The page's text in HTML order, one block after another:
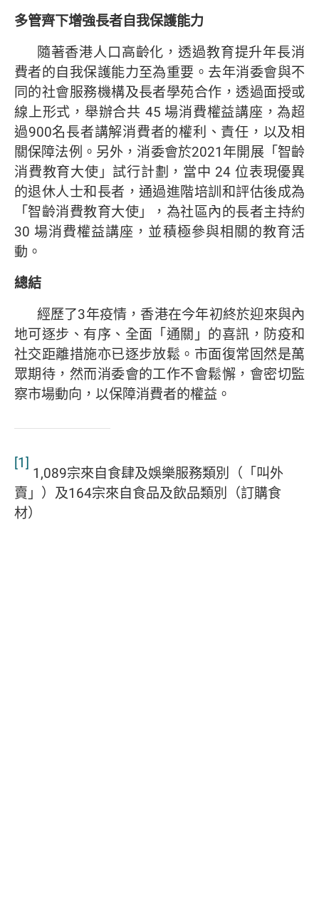
多管齊下增強長者自我保護能力
隨著香港人口高齡化，透過教育提升年長消
費者的自我保護能力至為重要。去年消委會與不
同的社會服務機構及長者學苑合作，透過面授或
線上形式，舉辦合共 45 場消費權益講座，為超
過900名長者講解消費者的權利、責任，以及相
關保障法例。另外，消委會於2021年開展「智齡
消費教育大使」試行計劃，當中 24 位表現優異
的退休人士和長者，通過進階培訓和評估後成為
「智齡消費教育大使」，為社區內的長者主持約
30 場消費權益講座，並積極參與相關的教育活
動。
總結
經歷了3年疫情，香港在今年初終於迎來與內
地可逐步、有序、全面「通關」的喜訊，防疫和
社交距離措施亦已逐步放鬆。市面復常固然是萬
眾期待，然而消委會的工作不會鬆懈，會密切監
察市場動向，以保障消費者的權益。
[1]
1,089宗來自食肆及娛樂服務類別（「叫外
賣」）及164宗來自食品及飲品類別（訂購食
材）